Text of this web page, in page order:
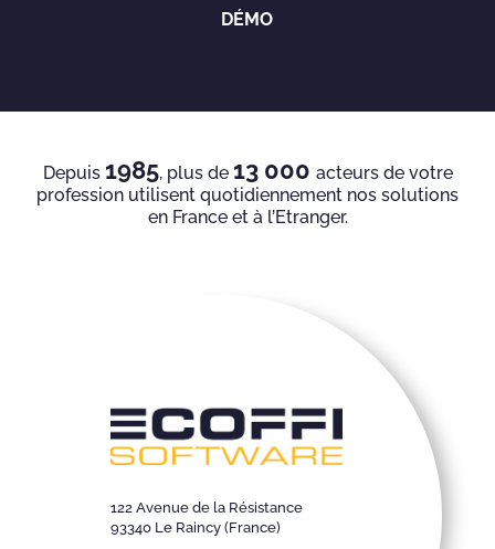
DÉMO
Depuis 1985, plus de 13 000 acteurs de votre
profession utilisent quotidiennement nos solutions
en France et à l’Etranger.
122 Avenue de la Résistance
93340 Le Raincy (France)